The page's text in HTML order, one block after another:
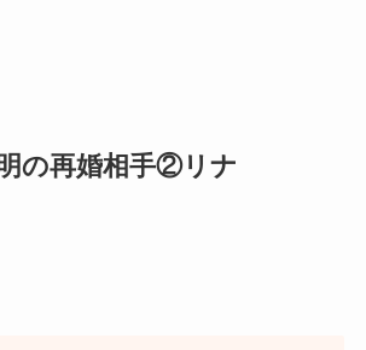
明の再婚相手②リナ